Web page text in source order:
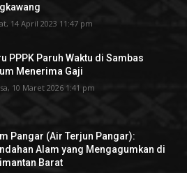
14 April 2023 11:47 pm
PPPK Paruh Waktu di Sambas
Menerima Gaji
10 Maret 2026 1:41 pm
Pangar (Air Terjun Pangar):
Alam yang Mengagumkan di
Barat